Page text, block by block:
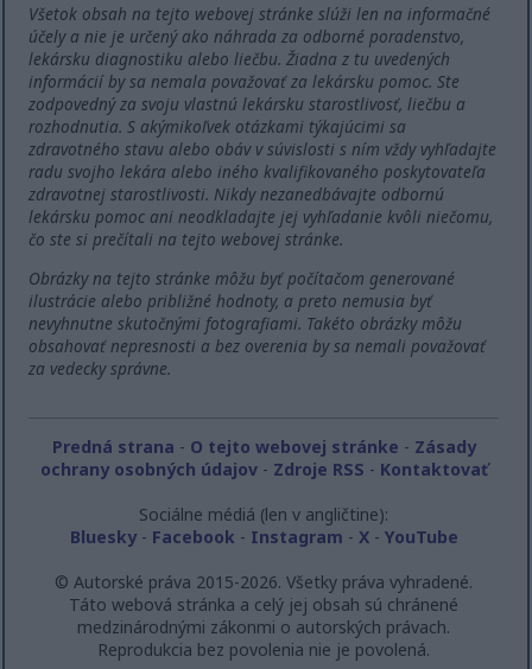
Všetok obsah na tejto webovej stránke slúži len na informačné
účely a nie je určený ako náhrada za odborné poradenstvo,
lekársku diagnostiku alebo liečbu. Žiadna z tu uvedených
informácií by sa nemala považovať za lekársku pomoc. Ste
zodpovedný za svoju vlastnú lekársku starostlivosť, liečbu a
rozhodnutia. S akýmikoľvek otázkami týkajúcimi sa
zdravotného stavu alebo obáv v súvislosti s ním vždy vyhľadajte
radu svojho lekára alebo iného kvalifikovaného poskytovateľa
zdravotnej starostlivosti. Nikdy nezanedbávajte odbornú
lekársku pomoc ani neodkladajte jej vyhľadanie kvôli niečomu,
čo ste si prečítali na tejto webovej stránke.
Obrázky na tejto stránke môžu byť počítačom generované
ilustrácie alebo približné hodnoty, a preto nemusia byť
nevyhnutne skutočnými fotografiami. Takéto obrázky môžu
obsahovať nepresnosti a bez overenia by sa nemali považovať
za vedecky správne.
Predná strana - O tejto webovej stránke - Zásady
ochrany osobných údajov- Zdroje RSS - Kontaktovať
Sociálne médiá (len v angličtine):
Bluesky- Facebook - Instagram - X- YouTube
© Autorské práva 2015-2026. Všetky práva vyhradené.
Táto webová stránka a celý jej obsah sú chránené
medzinárodnými zákonmi o autorských právach.
Reprodukcia bez povolenia nie je povolená.